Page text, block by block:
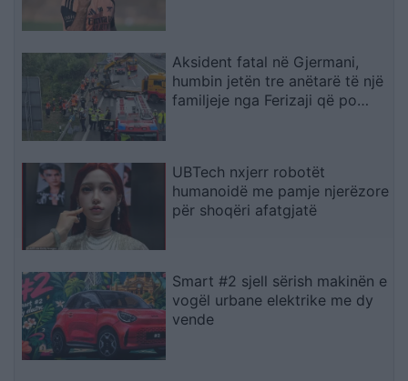
Aksident fatal në Gjermani,
humbin jetën tre anëtarë të një
familjeje nga Ferizaji që po
UBTech nxjerr robotët
humanoidë me pamje njerëzore
për shoqëri afatgjatë
Smart #2 sjell sërish makinën e
vogël urbane elektrike me dy
vende